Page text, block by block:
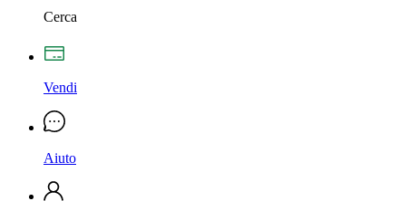
Cerca
Vendi
Aiuto